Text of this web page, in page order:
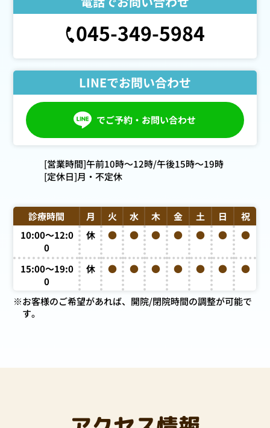
045-349-5984
LINEでお問い合わせ
でご予約・お問い合わせ
[営業時間]午前10時～12時/午後15時～19時
[定休日]月・不定休
診療時間 月 火 水 木 金 土 日
祝
10:00～12:0
0
休 ● ● ● ● ● ● ●
15:00～19:0
0
休 ● ● ● ● ● ● ●
※お客様のご希望があれば、開院/閉院時間の調整が可能で
す。